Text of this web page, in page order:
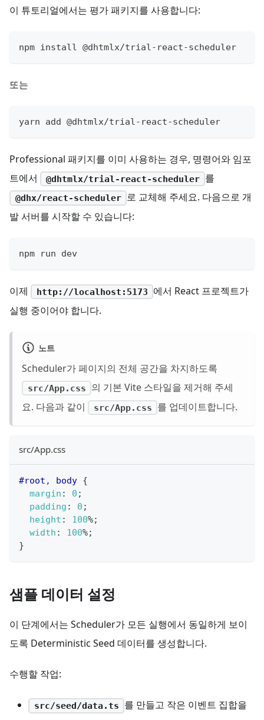
이 튜토리얼에서는 평가 패키지를 사용합니다:
npm install @dhtmlx/trial-react-scheduler
또는
yarn add @dhtmlx/trial-react-scheduler
Professional 패키지를 이미 사용하는 경우, 명령어와 임포
트에서
@dhtmlx/trial-react-scheduler 를
@dhx/react-scheduler 로 교체해 주세요. 다음으로 개
발 서버를 시작할 수 있습니다:
npm run dev
이제 http://localhost:5173
에서 React 프로젝트가
실행 중이어야 합니다.
노트
Scheduler가 페이지의 전체 공간을 차지하도록
src/App.css
의 기본 Vite 스타일을 제거해 주세
요. 다음과 같이
src/App.css 를 업데이트합니다.
src/App.css
#root , body {
margin : 0 ;
padding : 0 ;
height : 100%;
width : 100%;
}
샘플 데이터 설정
이 단계에서는 Scheduler가 모든 실행에서 동일하게 보이
도록 Deterministic Seed 데이터를 생성합니다.
수행할 작업:
src/seed/data.ts
를 만들고 작은 이벤트 집합을